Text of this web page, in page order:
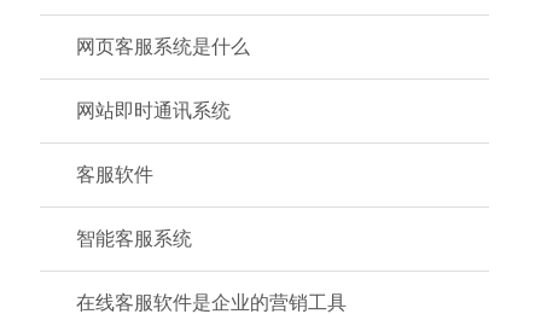
网页客服系统是什么
网站即时通讯系统
客服软件
智能客服系统
在线客服软件是企业的营销工具